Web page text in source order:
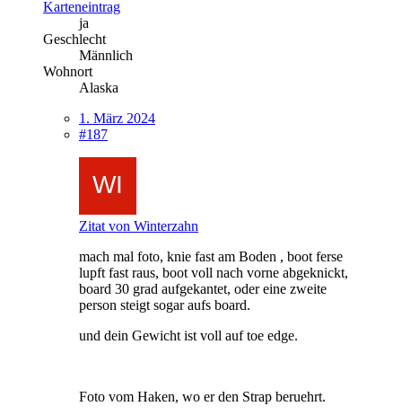
Karteneintrag
ja
Geschlecht
Männlich
Wohnort
Alaska
1. März 2024
#187
Zitat von Winterzahn
mach mal foto, knie fast am Boden , boot ferse
lupft fast raus, boot voll nach vorne abgeknickt,
board 30 grad aufgekantet, oder eine zweite
person steigt sogar aufs board.
und dein Gewicht ist voll auf toe edge.
Foto vom Haken, wo er den Strap beruehrt.